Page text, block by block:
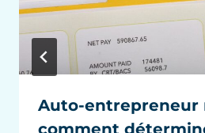
Auto-entrepreneur
comment